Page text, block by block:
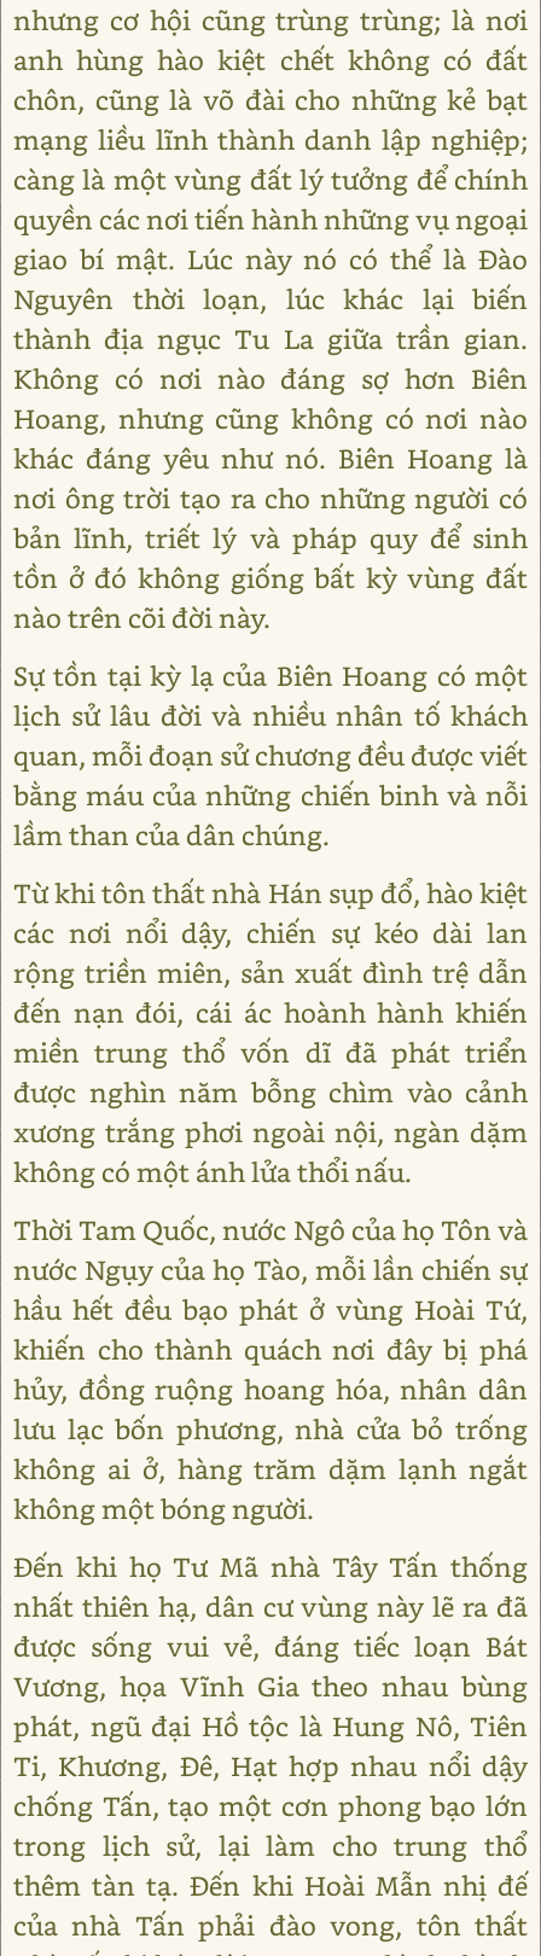
nhưng cơ hội cũng trùng trùng; là nơi
anh hùng hào kiệt chết không có đất
chôn, cũng là võ đài cho những kẻ bạt
mạng liều lĩnh thành danh lập nghiệp;
càng là một vùng đất lý tưởng để chính
quyền các nơi tiến hành những vụ ngoại
giao bí mật. Lúc này nó có thể là Đào
Nguyên thời loạn, lúc khác lại biến
thành địa ngục Tu La giữa trần gian.
Không có nơi nào đáng sợ hơn Biên
Hoang, nhưng cũng không có nơi nào
khác đáng yêu như nó. Biên Hoang là
nơi ông trời tạo ra cho những người có
bản lĩnh, triết lý và pháp quy để sinh
tồn ở đó không giống bất kỳ vùng đất
nào trên cõi đời này.
Sự tồn tại kỳ lạ của Biên Hoang có một
lịch sử lâu đời và nhiều nhân tố khách
quan, mỗi đoạn sử chương đều được viết
bằng máu của những chiến binh và nỗi
lầm than của dân chúng.
Từ khi tôn thất nhà Hán sụp đổ, hào kiệt
các nơi nổi dậy, chiến sự kéo dài lan
rộng triền miên, sản xuất đình trệ dẫn
đến nạn đói, cái ác hoành hành khiến
miền trung thổ vốn dĩ đã phát triển
được nghìn năm bỗng chìm vào cảnh
xương trắng phơi ngoài nội, ngàn dặm
không có một ánh lửa thổi nấu.
Thời Tam Quốc, nước Ngô của họ Tôn và
nước Ngụy của họ Tào, mỗi lần chiến sự
hầu hết đều bạo phát ở vùng Hoài Tứ,
khiến cho thành quách nơi đây bị phá
hủy, đồng ruộng hoang hóa, nhân dân
lưu lạc bốn phương, nhà cửa bỏ trống
không ai ở, hàng trăm dặm lạnh ngắt
không một bóng người.
Đến khi họ Tư Mã nhà Tây Tấn thống
nhất thiên hạ, dân cư vùng này lẽ ra đã
được sống vui vẻ, đáng tiếc loạn Bát
Vương, họa Vĩnh Gia theo nhau bùng
phát, ngũ đại Hồ tộc là Hung Nô, Tiên
Ti, Khương, Đê, Hạt hợp nhau nổi dậy
chống Tấn, tạo một cơn phong bạo lớn
trong lịch sử, lại làm cho trung thổ
thêm tàn tạ. Đến khi Hoài Mẫn nhị đế
của nhà Tấn phải đào vong, tôn thất